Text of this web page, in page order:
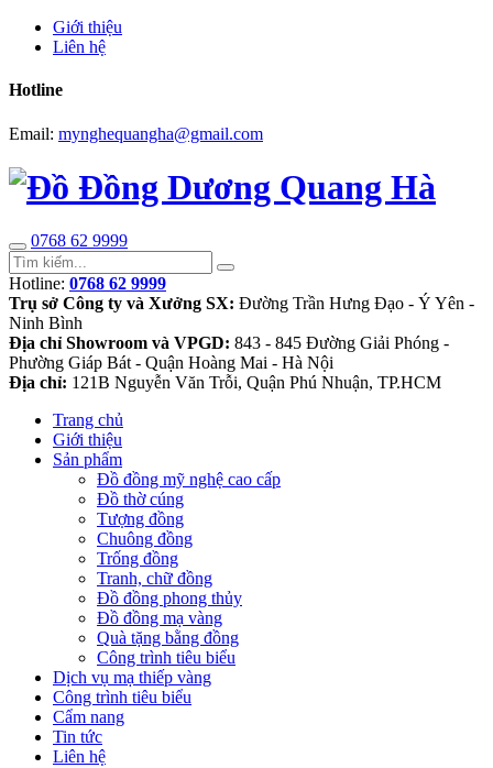
Giới thiệu
Liên hệ
Hotline
Email: mynghequangha@gmail.com
0768 62 9999
Hotline: 0768 62 9999
Trụ sở Công ty và Xưởng SX: Đường Trần Hưng Đạo - Ý Yên -
Ninh Bình
Địa chỉ Showroom và VPGD: 843 - 845 Đường Giải Phóng -
Phường Giáp Bát - Quận Hoàng Mai - Hà Nội
Địa chỉ: 121B Nguyễn Văn Trỗi, Quận Phú Nhuận, TP.HCM
Trang chủ
Giới thiệu
Sản phẩm
Đồ đồng mỹ nghệ cao cấp
Đồ thờ cúng
Tượng đồng
Chuông đồng
Trống đồng
Tranh, chữ đồng
Đồ đồng phong thủy
Đồ đồng mạ vàng
Quà tặng bằng đồng
Công trình tiêu biểu
Dịch vụ mạ thiếp vàng
Công trình tiêu biểu
Cẩm nang
Tin tức
Liên hệ